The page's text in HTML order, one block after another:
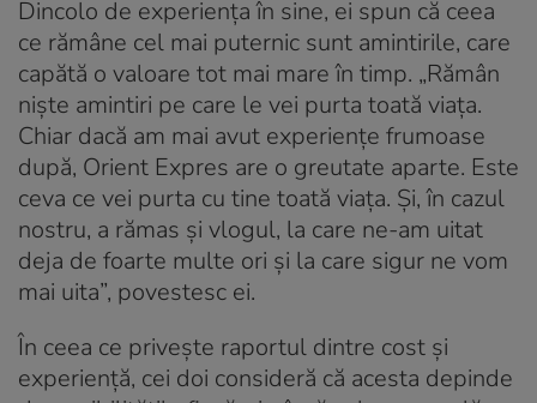
Dincolo de experiența în sine, ei spun că ceea
ce rămâne cel mai puternic sunt amintirile, care
capătă o valoare tot mai mare în timp. „Rămân
niște amintiri pe care le vei purta toată viața.
Chiar dacă am mai avut experiențe frumoase
după, Orient Expres are o greutate aparte. Este
ceva ce vei purta cu tine toată viața. Și, în cazul
nostru, a rămas și vlogul, la care ne-am uitat
deja de foarte multe ori și la care sigur ne vom
mai uita”, povestesc ei.
În ceea ce privește raportul dintre cost și
experiență, cei doi consideră că acesta depinde